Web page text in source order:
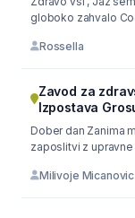
globoko zahvalo
Rossella
Zavod za
Izpostava
Dober dan Zanima
zaposlitvi z
Milivoje Micanovic